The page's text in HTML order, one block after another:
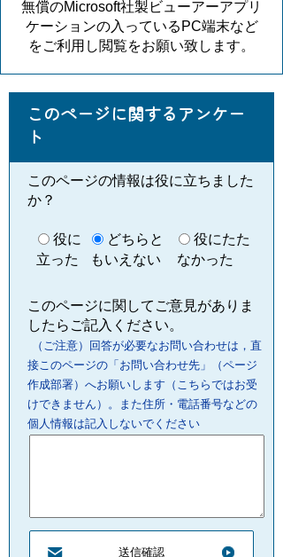
無償のMicrosoft社製ビューアーアプリ
ケーションの入っているPC端末など
をご利用し閲覧をお願い致します。
このページに関するアンケー
ト
このページの情報は役に立ちました
か？
役に
立った
どちらと
もいえない
役にたた
なかった
このページに関してご意見がありま
したらご記入ください。
（ご注意）回答が必要なお問い合わせは，直
接このページの「お問い合わせ先」（ページ
作成部署）へお願いします（こちらではお受
けできません）。また住所・電話番号などの
個人情報は記入しないでください